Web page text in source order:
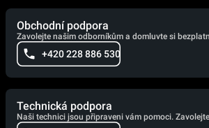
Obchodní podpora
Zavolejte našim odborníkům a domluvte si
+420 228 886 530
Technická podpora
Naši technici jsou připraveni vám pomoci.